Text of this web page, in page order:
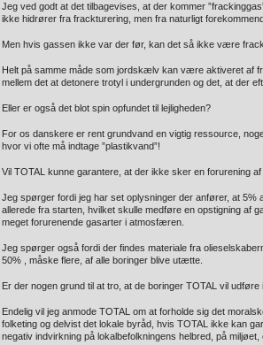
Jeg ved godt at det tilbagevises, at der kommer
ikke hidrører fra frackturering, men fra naturligt
Men hvis gassen ikke var der før, kan det så ikke være
Helt på samme måde som jordskælv kan være aktiveret af
mellem det at detonere trotyl i undergrunden og det, at der
Eller er også det blot spin opfundet til lejligheden?
For os danskere er rent grundvand en vigtig ressource,
hvor vi ofte må indtage ”plastikvand”!
Vil TOTAL kunne garantere, at der ikke sker en forurening
Jeg spørger fordi jeg har set oplysninger der anfører, at
allerede fra starten, hvilket skulle medføre en opstigning af
meget forurenende gasarter i atmosfæren.
Jeg spørger også fordi der findes materiale fra
50% , måske flere, af alle boringer blive utætte.
Er der nogen grund til at tro, at de boringer TOTAL vil
Endelig vil jeg anmode TOTAL om at forholde sig det
folketing og delvist det lokale byråd, hvis TOTAL ikke kan
negativ indvirkning på lokalbefolkningens helbred, på